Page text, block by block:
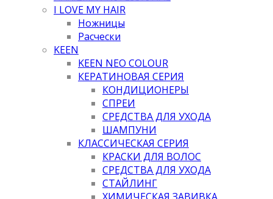
I LOVE MY HAIR
Ножницы
Расчески
KEEN
KEEN NEO COLOUR
КЕРАТИНОВАЯ СЕРИЯ
КОНДИЦИОНЕРЫ
СПРЕИ
СРЕДСТВА ДЛЯ УХОДА
ШАМПУНИ
КЛАССИЧЕСКАЯ СЕРИЯ
КРАСКИ ДЛЯ ВОЛОС
СРЕДСТВА ДЛЯ УХОДА
СТАЙЛИНГ